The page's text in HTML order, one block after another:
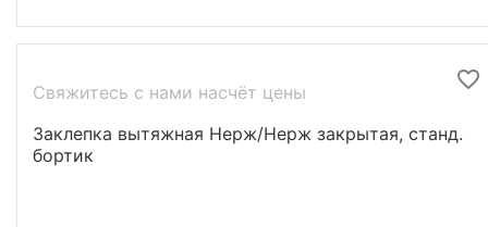
Свяжитесь с нами насчёт цены
Заклепка вытяжная Нерж/Нерж закрытая, станд.
бортик